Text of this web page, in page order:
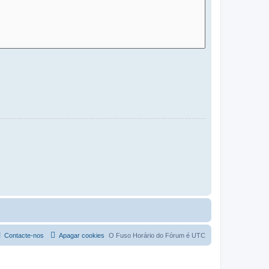
O Fuso Horário do Fórum é UTC
Apagar cookies
Contacte-nos